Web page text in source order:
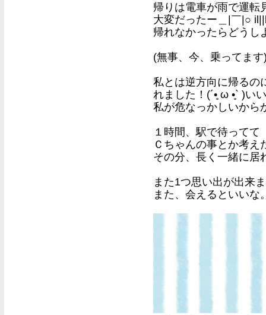
帰りは電車が雨で運転
大変だったー＿|￣|○
帰れなかったらどう
(無事、今、乗ってます
私とは逆方向に帰るの
れました！(´•̥ ω •̥` )い
私が危なっかしいから
１時間、駅で待ってて
Ｃちゃんの事とか考え
その分、長く一緒に居
また1つ思い出が出来
また、会えるといいな